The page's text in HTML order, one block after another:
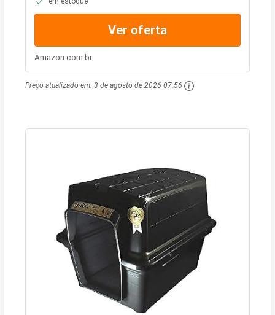
Ver oferta
Amazon.com.br
Preço atualizado em:3 de agosto de 2026 07:56